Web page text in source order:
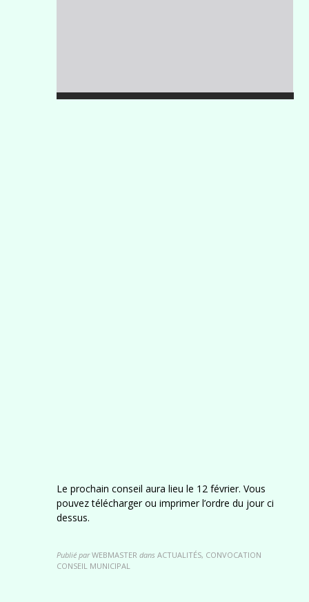
Le prochain conseil aura lieu le 12 février. Vous
pouvez télécharger ou imprimer l’ordre du jour ci
dessus.
Publié par WEBMASTER dans ACTUALITÉS, CONVOCATION
CONSEIL MUNICIPAL